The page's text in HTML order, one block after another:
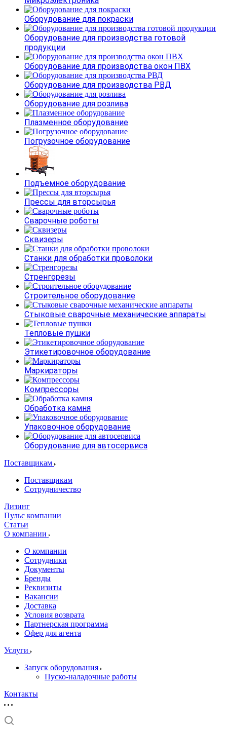
Оборудование для покраски
Оборудование для производства готовой
продукции
Оборудование для производства окон ПВХ
Оборудование для производства РВД
Оборудование для розлива
Плазменное оборудование
Погрузочное оборудование
Подъемное оборудование
Прессы для вторсырья
Сварочные роботы
Сквизеры
Станки для обработки проволоки
Стренгорезы
Строительное оборудование
Стыковые сварочные механические аппараты
Тепловые пушки
Этикетировочное оборудование
Маркираторы
Компрессоры
Обработка камня
Упаковочное оборудование
Оборудование для автосервиса
Поставщикам
Поставщикам
Сотрудничество
Лизинг
Пульс компании
Статьи
О компании
О компании
Сотрудники
Документы
Бренды
Реквизиты
Вакансии
Доставка
Условия возврата
Партнерская программа
Офер для агента
Услуги
Запуск оборудования
Пуско-наладочные работы
Контакты